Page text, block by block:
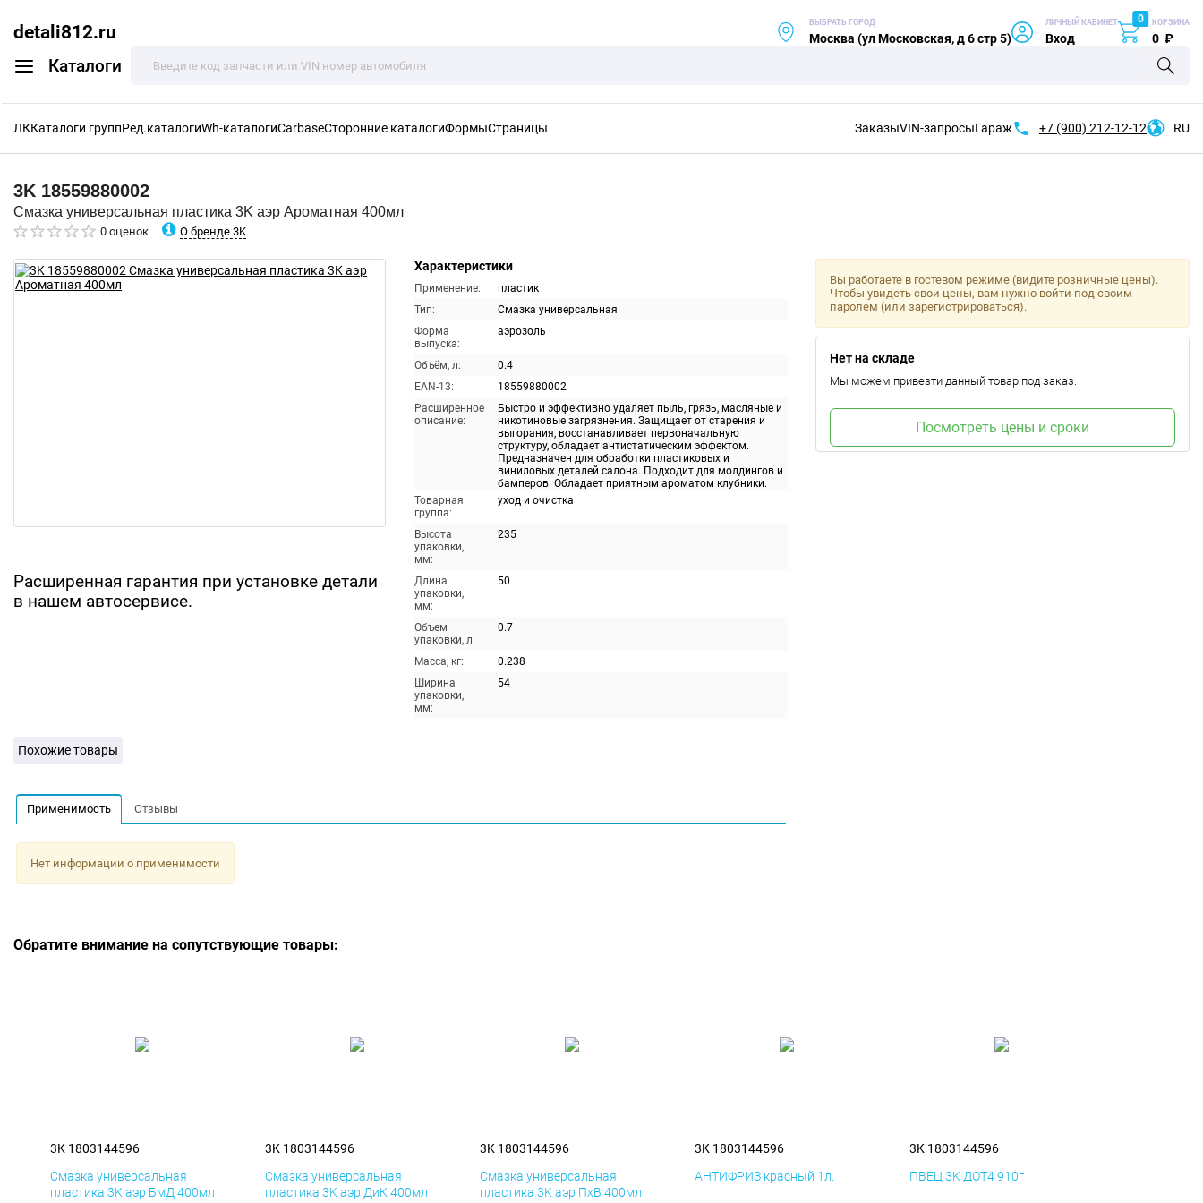
detali812.ru
Каталоги
ВЫБРАТЬ ГОРОД
Москва (ул Московская, д 6 стр 5)
ЛИЧНЫЙ КАБИНЕТ
Вход
0 КОРЗИНА
0 ₽
ЛККаталоги группРед.каталогиWh-каталогиCarbaseСторонние каталогиФормыСтраницы ЗаказыVIN-запросыГараж +7 (900) 212-12-12 RU
3K 18559880002
Смазка универсальная пластика 3K аэр Ароматная 400мл
0 оценок О бренде 3K
Расширенная гарантия при установке детали
в нашем автосервисе.
Характеристики
Применение:
пластик
Тип:
Смазка универсальная
Форма
выпуска:
аэрозоль
Объём, л:
0.4
EAN-13:
18559880002
Расширенное
описание:
Быстро и эффективно удаляет пыль, грязь, масляные и
никотиновые загрязнения. Защищает от старения и
выгорания, восстанавливает первоначальную
структуру, обладает антистатическим эффектом.
Предназначен для обработки пластиковых и
виниловых деталей салона. Подходит для молдингов и
бамперов. Обладает приятным ароматом клубники.
Товарная
группа:
уход и очистка
Высота
упаковки,
мм:
235
Длина
упаковки,
мм:
50
Объем
упаковки, л:
0.7
Масса, кг:
0.238
Ширина
упаковки,
мм:
54
Вы работаете в гостевом режиме (видите розничные цены).
Чтобы увидеть свои цены, вам нужно войти под своим
паролем (или зарегистрироваться).
Нет на складе
Мы можем привезти данный товар под заказ.
Посмотреть цены и сроки
Похожие товары
Применимость Отзывы
Нет информации о применимости
Обратите внимание на сопутствующие товары:
3K 1803144596
Смазка универсальная
пластика 3K аэр БмД 400мл
3K 1803144596
Смазка универсальная
пластика 3K аэр ДиК 400мл
3K 1803144596
Смазка универсальная
пластика 3K аэр ПхВ 400мл
3K 1803144596
АНТИФРИЗ красный 1л.
3K 1803144596
ПВЕЦ 3K ДОТ4 910г